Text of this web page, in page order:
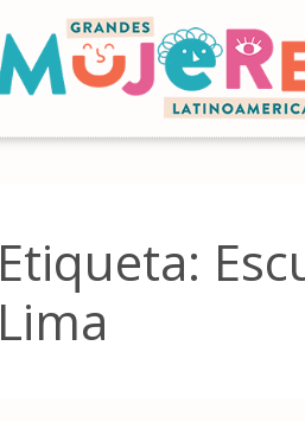
Etiqueta:
Lima